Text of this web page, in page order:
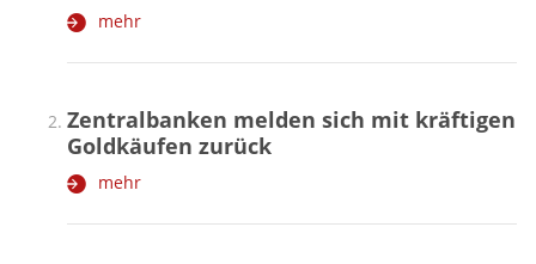
mehr
Zentralbanken melden sich mit kräftigen
Goldkäufen zurück
mehr